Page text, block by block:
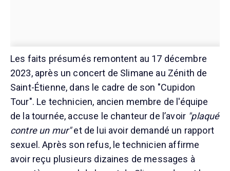
Les faits présumés remontent au 17 décembre
2023, après un concert de Slimane au Zénith de
Saint-Étienne, dans le cadre de son "Cupidon
Tour". Le technicien, ancien membre de l'équipe
de la tournée, accuse le chanteur de l’avoir "plaqué
contre un mur"et de lui avoir demandé un rapport
sexuel. Après son refus, le technicien affirme
avoir reçu plusieurs dizaines de messages à